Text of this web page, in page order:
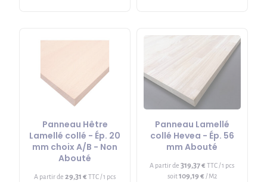
Panneau Hêtre
Lamellé collé - Ép. 20
mm choix A/B - Non
Abouté
A partir de29,31 € TTC / 1 pcs
Panneau Lamellé
collé Hevea - Ép. 56
mm Abouté
A partir de319,37 € TTC / 1 pcs
soit109,19 € / M2